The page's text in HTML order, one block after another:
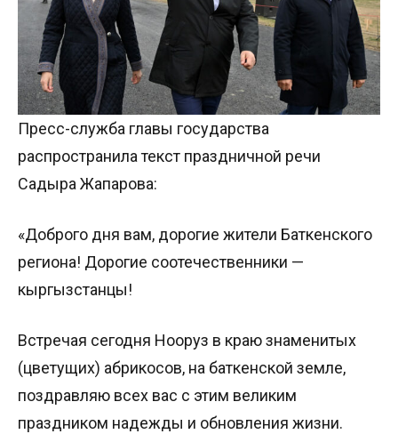
Пресс-служба главы государства
распространила текст праздничной речи
Садыра Жапарова:
«Доброго дня вам, дорогие жители Баткенского
региона! Дорогие соотечественники —
кыргызстанцы!
Встречая сегодня Нооруз в краю знаменитых
(цветущих) абрикосов, на баткенской земле,
поздравляю всех вас с этим великим
праздником надежды и обновления жизни.